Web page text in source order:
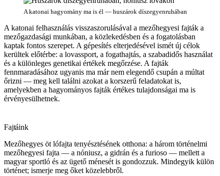
A katonai hagyomány ma is él — huszárok díszegyenruhában
A katonai felhasználás visszaszorulásával a mezőhegyesi fajták a
mezőgazdasági munkában, a közlekedésben és a fogatolásban
kaptak fontos szerepet. A gépesítés elterjedésével ismét új célok
kerültek előtérbe: a lovassport, a fogathajtás, a szabadidős használat
és a különleges genetikai értékek megőrzése. A fajták
fennmaradásához ugyanis ma már nem elegendő csupán a múltat
őrizni — meg kell találni azokat a korszerű feladatokat is,
amelyekben a hagyományos fajták értékes tulajdonságai ma is
érvényesülhetnek.
Fajtáink
Mezőhegyes öt lófajta tenyésztésének otthona: a három történelmi
mezőhegyesi fajta — a nóniusz, a gidrán és a furioso — mellett a
magyar sportló és az ügető ménesét is gondozzuk. Mindegyik külön
történet; ismerje meg őket közelebbről.